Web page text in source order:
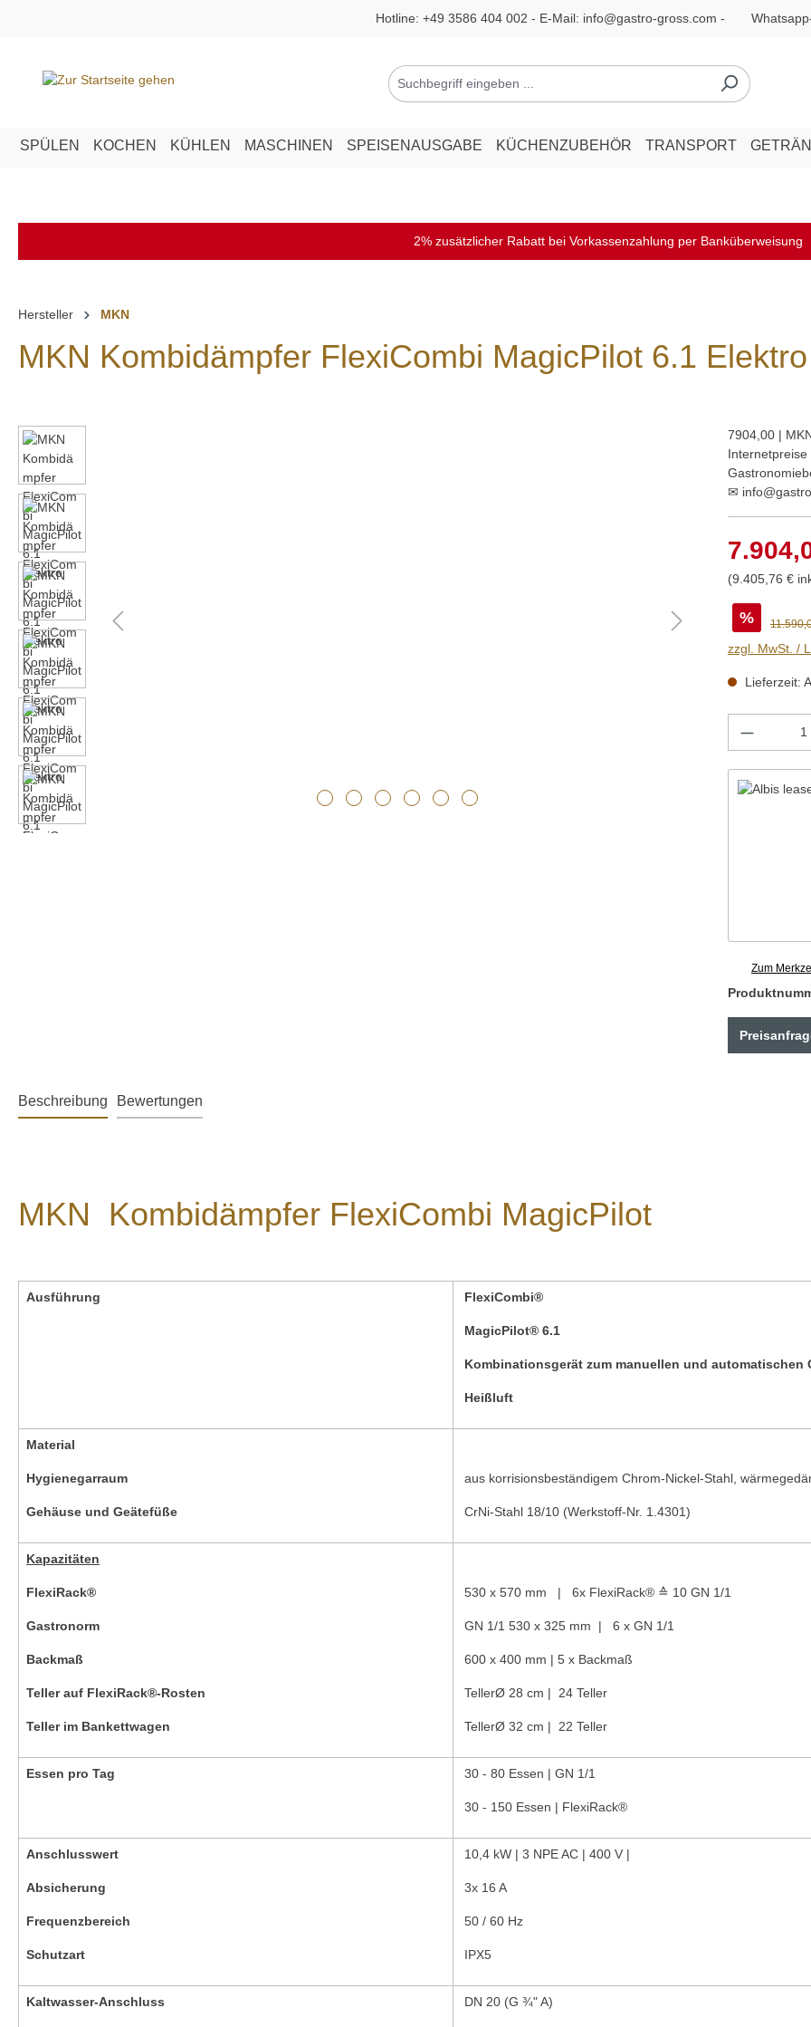
Hotline: +49 3586 404 002 - E-Mail: info@gastro-gross.com -
SPÜLEN KOCHEN KÜHLEN MASCHINEN SPEISENAUSGABE KÜCHENZUBEHÖR TRANSPORT
2% zusätzlicher Rabatt bei Vorkassenzahlung per Banküberweisung
Hersteller MKN
MKN Kombidämpfer FlexiCombi MagicPilot 6.1 Elektro
Bildergalerie überspringen
7904,00 |
✉
(9.405,76 €
%
zzgl. MwSt. /
Lieferzeit:
Zum
Beschreibung Bewertungen
MKN Kombidämpfer FlexiCombi MagicPilot
Ausführung FlexiCombi®
MagicPilot® 6.1
Kombinationsgerät zum manuellen und automatischen
Heißluft
Material
Hygienegarraum
Gehäuse und Geätefüße
aus korrisionsbeständigem Chrom-Nickel-Stahl,
CrNi-Stahl 18/10 (Werkstoff-Nr. 1.4301)
Kapazitäten
FlexiRack®
Gastronorm
Backmaß
Teller auf FlexiRack®-Rosten
Teller im Bankettwagen
530 x 570 mm | 6x FlexiRack® ≙ 10 GN 1/1
GN 1/1 530 x 325 mm | 6 x GN 1/1
600 x 400 mm | 5 x Backmaß
TellerØ 28 cm | 24 Teller
TellerØ 32 cm | 22 Teller
Essen pro Tag 30 - 80 Essen | GN 1/1
30 - 150 Essen | FlexiRack®
Anschlusswert
Absicherung
Frequenzbereich
Schutzart
10,4 kW | 3 NPE AC | 400 V |
3x 16 A
50 / 60 Hz
IPX5
Kaltwasser-Anschluss DN 20 (G ¾" A)